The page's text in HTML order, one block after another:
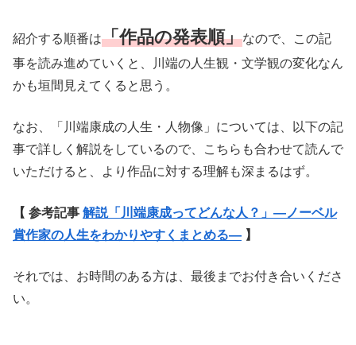
紹介する順番は「作品の発表順」なので、この記
事を読み進めていくと、川端の人生観・文学観の変化なん
かも垣間見えてくると思う。
なお、「川端康成の人生・人物像」については、以下の記
事で詳しく解説をしているので、こちらも合わせて読んで
いただけると、より作品に対する理解も深まるはず。
【 参考記事 解説「川端康成ってどんな人？」―ノーベル
賞作家の人生をわかりやすくまとめる― 】
それでは、お時間のある方は、最後までお付き合いくださ
い。